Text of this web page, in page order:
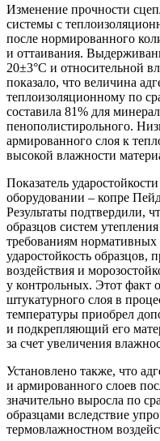
Изменение прочности
системы с
после нормированного
и оттаивания.
20±3°С и относительной
показало, что величина
теплоизоляционному по
составила 81% для
пенополистирольного.
армированного слоя к
высокой влажности
Показатель
оборудовании – копре
Результаты подтвердили,
образцов систем
требованиям
ударостойкость
воздействия и
у контрольных. Этот факт
штукатурного слоя в
температуры приобрел
и подкрепляющий его
за счет увеличения
Установлено также, что
и армированного слоев
значительно выросла по
образцами вследствие
термовлажностном